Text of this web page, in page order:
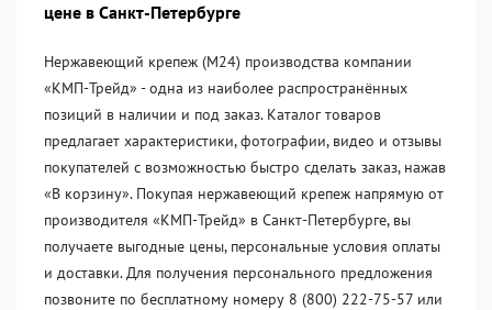
цене в Санкт-Петербурге
Нержавеющий крепеж (М24) производства компании
«KМП-Трейд» - одна из наиболее распространённых
позиций в наличии и под заказ. Каталог товаров
предлагает характеристики, фотографии, видео и отзывы
покупателей с возможностью быстро сделать заказ, нажав
«В корзину». Покупая нержавеющий крепеж напрямую от
производителя «KМП-Трейд» в Санкт-Петербурге, вы
получаете выгодные цены, персональные условия оплаты
и доставки. Для получения персонального предложения
позвоните по бесплатному номеру 8 (800) 222-75-57 или